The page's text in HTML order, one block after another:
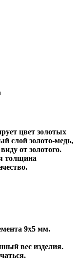
цвет золотых
слой золото-медь,
от золотого.
толщина
9х5 мм.
вес изделия.